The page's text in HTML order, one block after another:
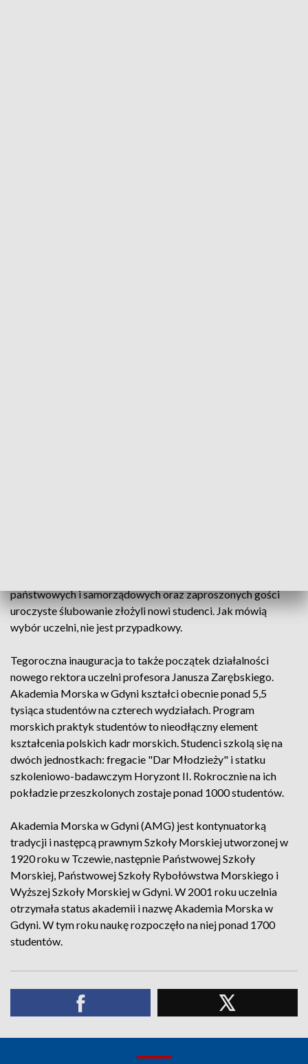
państwowych i samorządowych oraz zaproszonych gości
uroczyste ślubowanie złożyli nowi studenci. Jak mówią
wybór uczelni, nie jest przypadkowy.
Tegoroczna inauguracja to także początek działalności
nowego rektora uczelni profesora Janusza Zarębskiego.
Akademia Morska w Gdyni kształci obecnie ponad 5,5
tysiąca studentów na czterech wydziałach. Program
morskich praktyk studentów to nieodłączny element
kształcenia polskich kadr morskich. Studenci szkolą się na
dwóch jednostkach: fregacie "Dar Młodzieży" i statku
szkoleniowo-badawczym Horyzont II. Rokrocznie na ich
pokładzie przeszkolonych zostaje ponad 1000 studentów.
Akademia Morska w Gdyni (AMG) jest kontynuatorką
tradycji i następcą prawnym Szkoły Morskiej utworzonej w
1920 roku w Tczewie, następnie Państwowej Szkoły
Morskiej, Państwowej Szkoły Rybołówstwa Morskiego i
Wyższej Szkoły Morskiej w Gdyni. W 2001 roku uczelnia
otrzymała status akademii i nazwę Akademia Morska w
Gdyni. W tym roku naukę rozpoczęło na niej ponad 1700
studentów.